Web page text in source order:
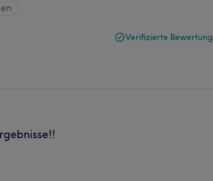
Verifizierte Bewertung